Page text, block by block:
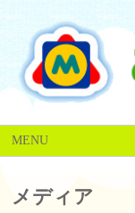
MENU
メディア